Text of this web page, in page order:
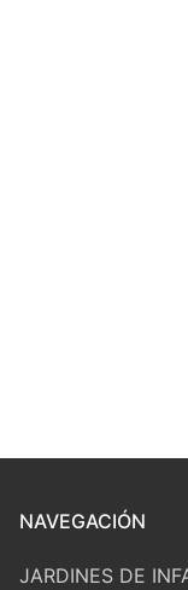
NAVEGACIÓN
JARDINES DE